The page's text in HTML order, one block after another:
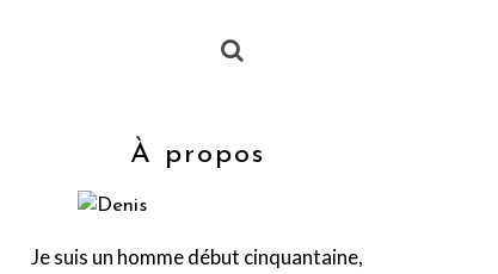
À propos
Je suis un homme début cinquantaine,